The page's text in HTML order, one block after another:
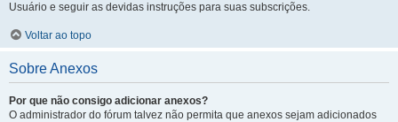
Usuário e seguir as devidas instruções para suas subscrições.
Voltar ao topo
Sobre Anexos
Por que não consigo adicionar anexos?
O administrador do fórum talvez não permita que anexos sejam adicionados